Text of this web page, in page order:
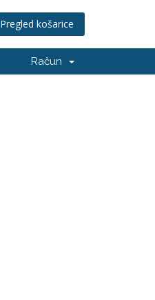
Pregled košarice
Račun